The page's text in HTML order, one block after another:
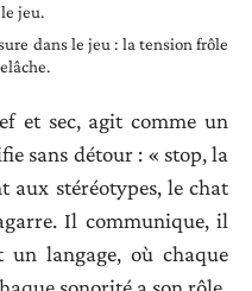
jeu.
dans le jeu : la tension frôle
et sec, agit comme un
sans détour : « stop, la
aux stéréotypes, le chat
Il communique, il
un langage, où chaque